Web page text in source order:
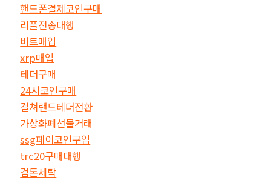
핸드폰결제코인구매
리플전송대행
비트매입
xrp매입
테더구매
24시코인구매
컬쳐랜드테더전환
가상화폐선물거래
ssg페이코인구입
trc20구매대행
검돈세탁